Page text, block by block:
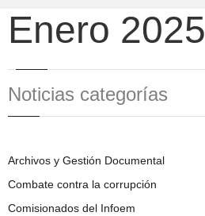
Enero 2025
Noticias categorías
Archivos y Gestión Documental
Combate contra la corrupción
Comisionados del Infoem